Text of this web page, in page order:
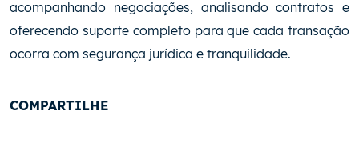
acompanhando negociações, analisando contratos e
oferecendo suporte completo para que cada transação
ocorra com segurança jurídica e tranquilidade.
COMPARTILHE